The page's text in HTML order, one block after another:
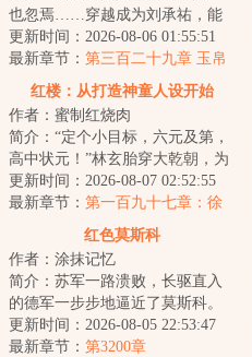
也忽焉……穿越成为刘承祐，能
否三造大汉？注：本书非爽文，
剧情进度较慢...
更新时间：2026-08-06 01:55:51
最新章节： 第三百二十九章 玉帛
干戈两未休
红楼：从打造神童人设开始
作者：蜜制红烧肉
简介：“定个小目标，六元及第，
高中状元！”林玄胎穿大乾朝，为
林如海族弟林如渊之子，林黛玉
之族兄。虽...
更新时间：2026-08-07 02:52:55
最新章节： 第一百九十七章：徐
道行欲废立皇帝，京营贪渎大案
红色莫斯科
作者：涂抹记忆
简介：苏军一路溃败，长驱直入
的德军一步步地逼近了莫斯科。
重生为红军下士米沙，首战莫斯
科，喋血斯大林...
更新时间：2026-08-05 22:53:47
最新章节： 第3200章